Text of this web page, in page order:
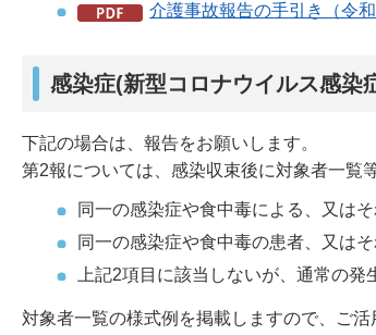
介護事故報告の手引き（令
感染症(新型コロナウイルス感染
下記の場合は、報告をお願いします。
第2報については、感染収束後に対象者一覧
同一の感染症や食中毒による、又は
同一の感染症や食中毒の患者、又は
上記2項目に該当しないが、通常の
対象者一覧の様式例を掲載しますので、ご活